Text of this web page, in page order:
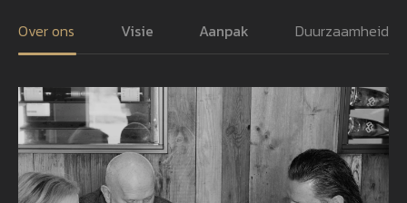
Over ons Visie Aanpak Duurzaamheid